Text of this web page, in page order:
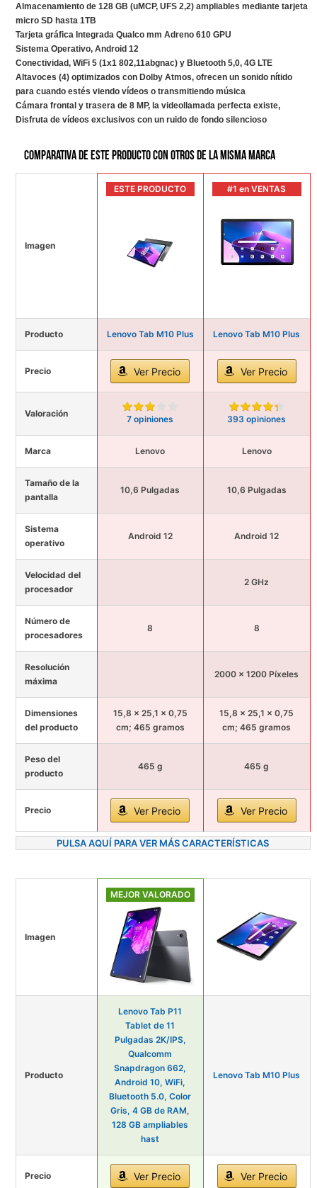
Almacenamiento de 128 GB (uMCP, UFS 2,2) ampliables mediante tarjeta
micro SD hasta 1TB
Tarjeta gráfica Integrada Qualco mm Adreno 610 GPU
Sistema Operativo, Android 12
Conectividad, WiFi 5 (1x1 802,11abgnac) y Bluetooth 5,0, 4G LTE
Altavoces (4) optimizados con Dolby Atmos, ofrecen un sonido nítido
para cuando estés viendo vídeos o transmitiendo música
Cámara frontal y trasera de 8 MP, la videollamada perfecta existe,
Disfruta de vídeos exclusivos con un ruido de fondo silencioso
Comparativa de este producto con otros de la misma marca
Imagen
ESTE PRODUCTO #1 en VENTAS
Producto Lenovo Tab M10 Plus Lenovo Tab M10 Plus
Precio Ver Precio Ver Precio
Valoración
7 opiniones 393 opiniones
Marca Lenovo Lenovo
Tamaño de la
pantalla
10,6 Pulgadas 10,6 Pulgadas
Sistema
operativo
Android 12 Android 12
Velocidad del
procesador
2 GHz
Número de
procesadores
8 8
Resolución
máxima
2000 x 1200 Píxeles
Dimensiones
del producto
15,8 x 25,1 x 0,75
cm; 465 gramos
15,8 x 25,1 x 0,75
cm; 465 gramos
Peso del
producto
465 g 465 g
Precio Ver Precio Ver Precio
PULSA AQUÍ PARA VER MÁS CARACTERÍSTICAS
Imagen
MEJOR VALORADO
Producto
Lenovo Tab P11
Tablet de 11
Pulgadas 2K/IPS,
Qualcomm
Snapdragon 662,
Android 10, WiFi,
Bluetooth 5.0, Color
Gris, 4 GB de RAM,
128 GB ampliables
hast
Lenovo Tab M10 Plus
Precio Ver Precio Ver Precio